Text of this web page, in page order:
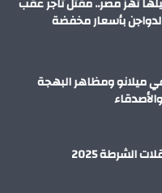
بأسعار مخفضة
في ميلانو ومظاهر البهجة
الشرطة 2025